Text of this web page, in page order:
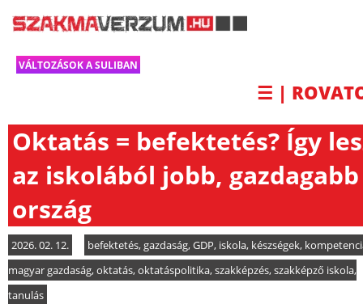
VÁLTOZÁSOK A SULIBAN
☰ |
Oktatás = befektetés? Így
az iskolából jobb, gazdagabb
ország
2026. 02. 12. befektetés, gazdaság,GDP, iskola, készségek,
magyar gazdaság,oktatás,oktatáspolitika,szakképzés,szakképző iskola,
tanulás